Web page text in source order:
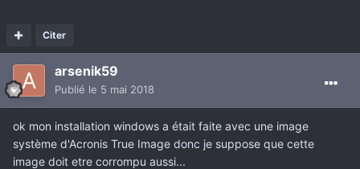
Citer
arsenik59
Publié le 5 mai 2018
ok mon installation windows a était faite avec une image
système d'Acronis True Image donc je suppose que cette
image doit etre corrompu aussi...